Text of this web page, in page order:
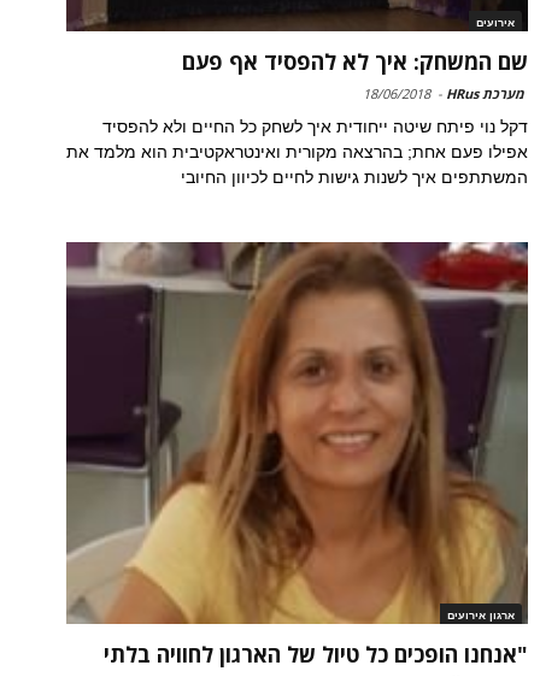
אירועים
שם המשחק: איך לא להפסיד אף פעם
מערכת HRus -
18/06/2018
דקל נוי פיתח שיטה ייחודית איך לשחק כל החיים ולא להפסיד
אפילו פעם אחת; בהרצאה מקורית ואינטראקטיבית הוא מלמד את
המשתתפים איך לשנות גישות לחיים לכיוון החיובי
ארגון אירועים
"אנחנו הופכים כל טיול של הארגון לחוויה בלתי